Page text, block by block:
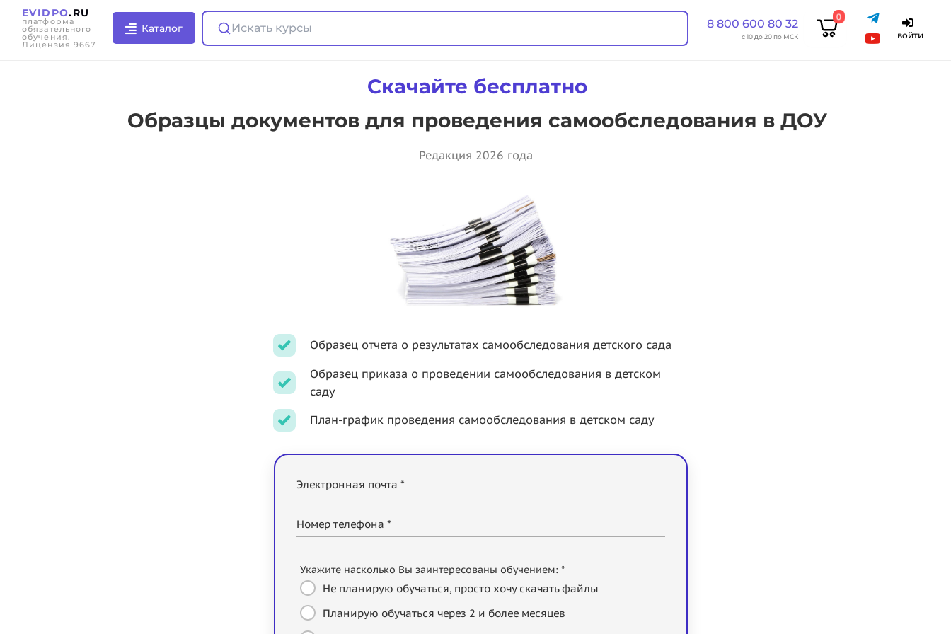
EVIDPO.RU
платформа
обязательного
обучения.
Лицензия 9667
Каталог Искать курсы 8 800 600 80 32
с 10 до 20 по МСК
0
войти
Скачайте бесплатно
Образцы документов для проведения самообследования в ДОУ
Редакция 2026 года
Образец отчета о результатах самообследования детского сада
Образец приказа о проведении самообследования в детском
саду
План-график проведения самообследования в детском саду
Электронная почта *
Номер телефона *
Укажите насколько Вы заинтересованы обучением: *
Не планирую обучаться, просто хочу скачать файлы
Планирую обучаться через 2 и более месяцев